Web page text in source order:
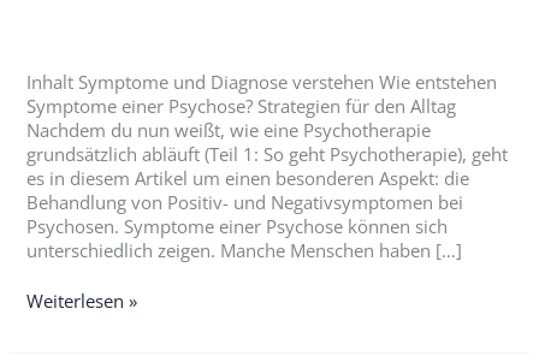
Inhalt Symptome und Diagnose verstehen Wie entstehen
Symptome einer Psychose? Strategien für den Alltag
Nachdem du nun weißt, wie eine Psychotherapie
grundsätzlich abläuft (Teil 1: So geht Psychotherapie), geht
es in diesem Artikel um einen besonderen Aspekt: die
Behandlung von Positiv- und Negativsymptomen bei
Psychosen. Symptome einer Psychose können sich
unterschiedlich zeigen. Manche Menschen haben […]
Weiterlesen »